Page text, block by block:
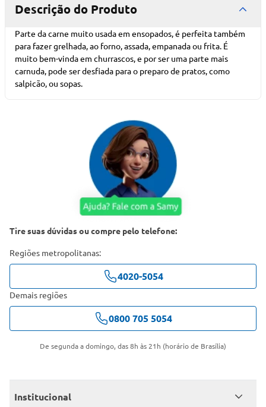
Descrição do Produto
Parte da carne muito usada em ensopados, é perfeita também
para fazer grelhada, ao forno, assada, empanada ou frita. É
muito bem-vinda em churrascos, e por ser uma parte mais
carnuda, pode ser desfiada para o preparo de pratos, como
salpicão, ou sopas.
Tire suas dúvidas ou compre pelo telefone:
Regiões metropolitanas:
4020-5054
Demais regiões
0800 705 5054
De segunda a domingo, das 8h às 21h (horário de Brasília)
Institucional